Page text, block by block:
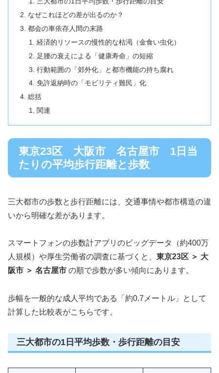
なぜこれほどの差が出るのか？
都会の車依存人間の末路
経済的リソースの慢性的な枯渇（金食い虫化）
足腰の衰えによる「健康寿命」の短縮
行動範囲の「郊外化」と都市機能の持ち腐れ
免許返納時の「モビリティ難民」化
総括
関連
東京23区 大阪市 名古屋市 1日当
たりの平均歩行距離と歩数
三大都市の歩数と歩行距離には、交通事情や都市構造の違
いから明確な差があります。
スマートフォンの歩数計アプリのビッグデータ（約400万
人規模）や厚生労働省の調査に基づくと、 東京23区 ＞ 大
阪市 ＞ 名古屋市 の順で歩数が多い傾向にあります。
歩幅を一般的な成人平均である「約0.7メートル」として
計算した比較表がこちらです。
三大都市の1日平均歩数・歩行距離の目安